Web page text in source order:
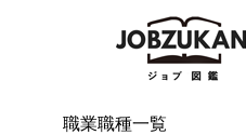
職業職種一覧